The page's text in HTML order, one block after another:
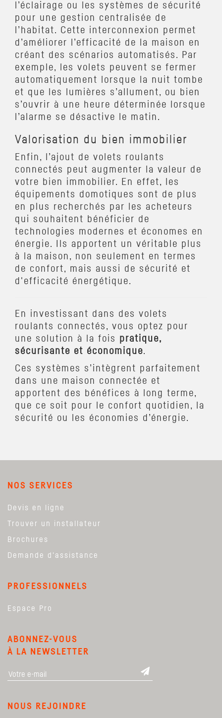
l’éclairage ou les systèmes de sécurité
pour une gestion centralisée de
l’habitat. Cette interconnexion permet
d’améliorer l’efficacité de la maison en
créant des scénarios automatisés. Par
exemple, les volets peuvent se fermer
automatiquement lorsque la nuit tombe
et que les lumières s’allument, ou bien
s’ouvrir à une heure déterminée lorsque
l’alarme se désactive le matin.
Valorisation du bien immobilier
Enfin, l’ajout de volets roulants
connectés peut augmenter la valeur de
votre bien immobilier. En effet, les
équipements domotiques sont de plus
en plus recherchés par les acheteurs
qui souhaitent bénéficier de
technologies modernes et économes en
énergie. Ils apportent un véritable plus
à la maison, non seulement en termes
de confort, mais aussi de sécurité et
d'efficacité énergétique.
En investissant dans des volets
roulants connectés, vous optez pour
une solution à la fois pratique,
sécurisante et économique.
Ces systèmes s’intègrent parfaitement
dans une maison connectée et
apportent des bénéfices à long terme,
que ce soit pour le confort quotidien, la
sécurité ou les économies d’énergie.
NOS SERVICES
Devis en ligne
Trouver un installateur
Brochures
Demande d'assistance
PROFESSIONNELS
Espace Pro
ABONNEZ-VOUS
À LA NEWSLETTER
NOUS REJOINDRE